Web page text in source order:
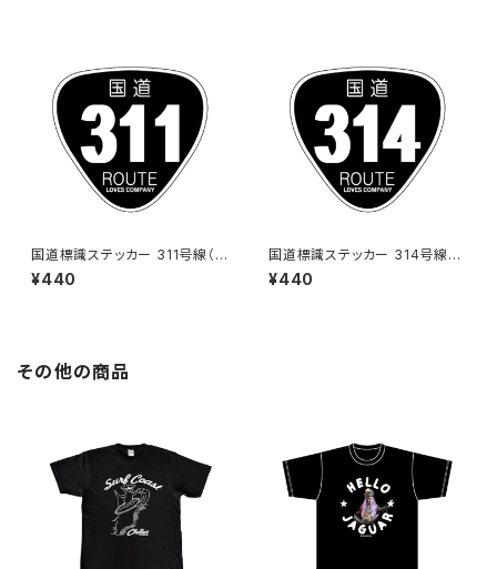
国道標識ステッカー 311号線（ブ
ラック）
¥440
国道標識ステッカー 314号線
（ブラック）
¥440
その他の商品